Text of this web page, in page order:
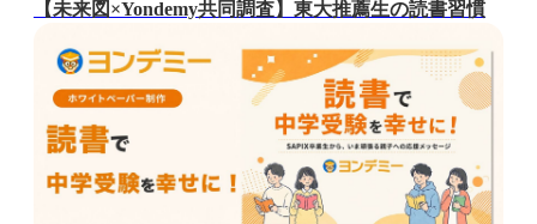
【未来図×Yondemy共同調査】東大推薦生の読書習慣